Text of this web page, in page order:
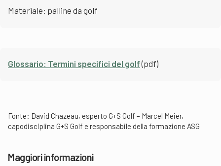
Materiale: palline da golf
Glossario: Termini specifici del golf(pdf)
Fonte: David Chazeau, esperto G+S Golf – Marcel Meier,
capodisciplina G+S Golf e responsabile della formazione ASG
Maggiori informazioni